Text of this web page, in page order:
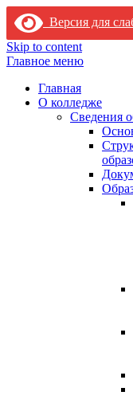
Версия для
Skip to content
Главное меню
Главная
О колледже
Сведения